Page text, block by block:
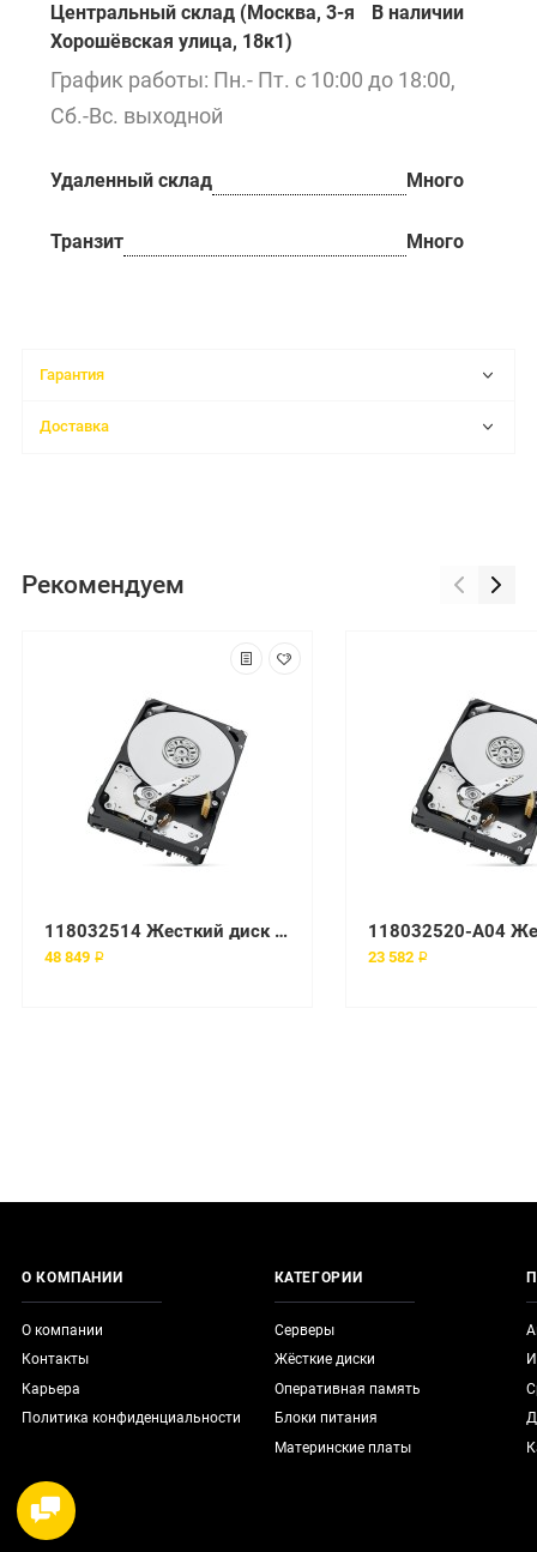
Центральный склад (Москва, 3-я
Хорошёвская улица, 18к1)
В наличии
График работы: Пн.- Пт. с 10:00 до 18:00,
Сб.-Вс. выходной
Удаленный склад Много
Транзит Много
Гарантия
Доставка
Рекомендуем
118032514 Жесткий диск EMC
48 849 ₽ 23 582 ₽
О КОМПАНИИ
О компании
Контакты
Карьера
Политика конфиденциальности
КАТЕГОРИИ
Серверы
Жёсткие диски
Оперативная память
Блоки питания
Материнские платы